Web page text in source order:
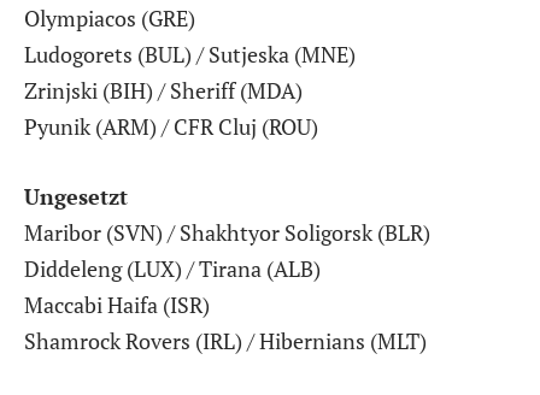
Olympiacos (GRE)
Ludogorets (BUL) / Sutjeska (MNE)
Zrinjski (BIH) / Sheriff (MDA)
Pyunik (ARM) / CFR Cluj (ROU)
Ungesetzt
Maribor (SVN) / Shakhtyor Soligorsk (BLR)
Diddeleng (LUX) / Tirana (ALB)
Maccabi Haifa (ISR)
Shamrock Rovers (IRL) / Hibernians (MLT)